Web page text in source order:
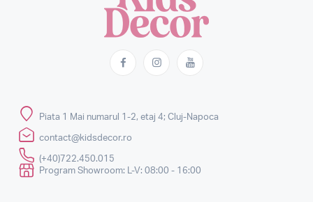
Piata 1 Mai numarul 1-2, etaj 4; Cluj-Napoca
contact@kidsdecor.ro
(+40)722.450.015
Program Showroom: L-V: 08:00 - 16:00